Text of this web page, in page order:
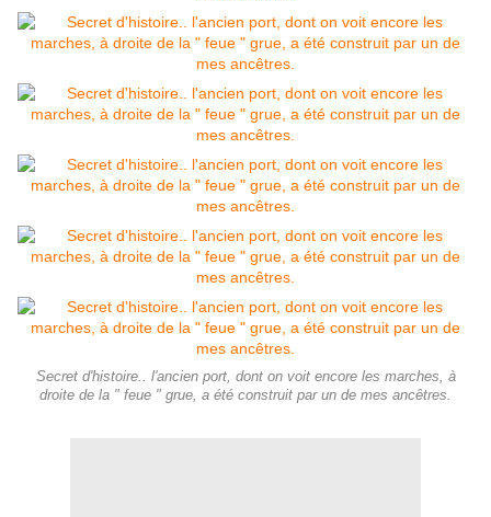
Secret d'histoire.. l'ancien port, dont on voit encore les marches, à
droite de la " feue " grue, a été construit par un de mes ancêtres.